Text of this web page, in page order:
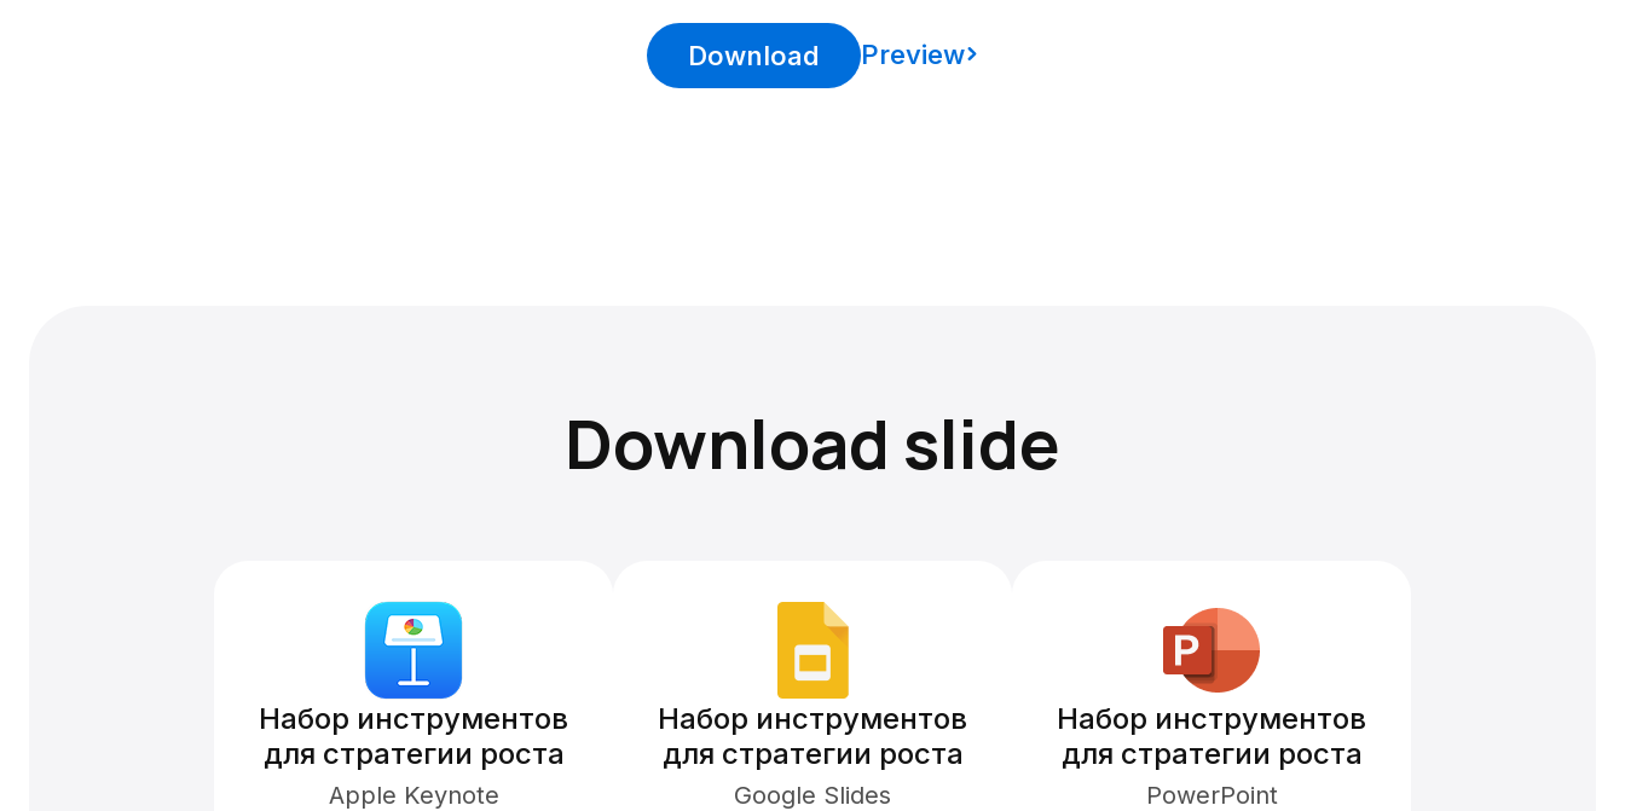
Download Preview
Download slide
Набор инструментов
для стратегии роста
Apple Keynote
Набор инструментов
для стратегии роста
Google Slides
Набор инструментов
для стратегии роста
PowerPoint